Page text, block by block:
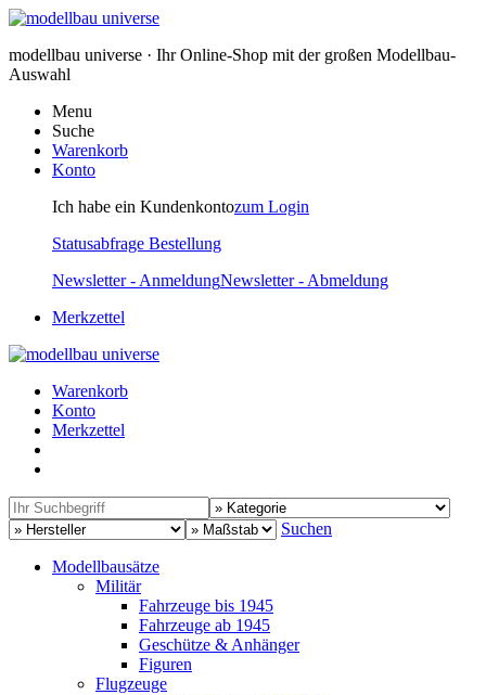
modellbau universe · Ihr Online-Shop mit der großen Modellbau-
Auswahl
Menu
Suche
Warenkorb
Konto
Ich habe ein Kundenkontozum Login
Statusabfrage Bestellung
Newsletter - AnmeldungNewsletter - Abmeldung
Merkzettel
Warenkorb
Konto
Merkzettel
Suchen
Modellbausätze
Militär
Fahrzeuge bis 1945
Fahrzeuge ab 1945
Geschütze & Anhänger
Figuren
Flugzeuge